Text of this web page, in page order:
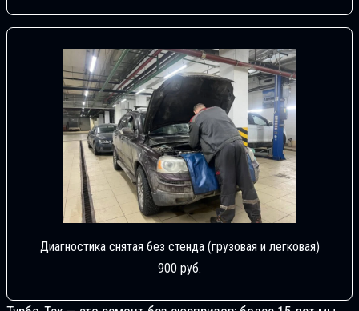
Диагностика снятая без стенда (грузовая и легковая)
900 руб.